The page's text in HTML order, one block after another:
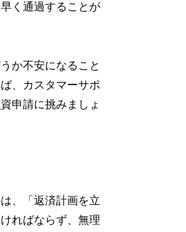
く通過することが
か不安になること
、カスタマーサポ
申請に挑みましょ
、「返済計画を立
ればならず、無理